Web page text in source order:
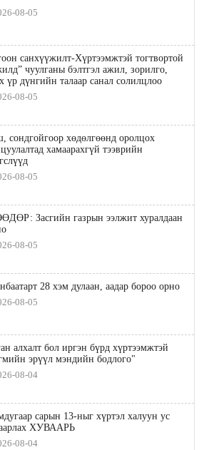
08-05
санхүүжилт-Хүртээмжтэй тогтвортой
чуулганы бэлтгэл ажил, зорилго,
үр дүнгийн талаар санал солилцлоо
08-05
сондгойгоор хөдөлгөөнд оролцох
хамаарахгүй тээврийн
08-05
Засгийн газрын ээлжит хуралдаан
08-05
28 хэм дулаан, аадар бороо орно
08-05
алхалт бол иргэн бүрд хүртээмжтэй
эрүүл мэндийн бодлого"
08-04
сарын 13-ныг хүртэл халуун ус
ХУВААРЬ
08-04